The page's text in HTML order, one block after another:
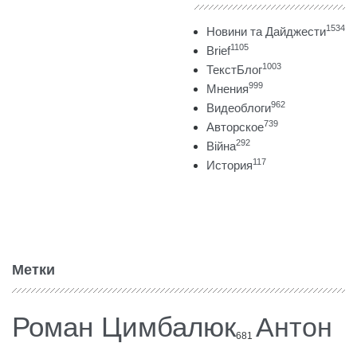
Новини та Дайджести1534
Brief1105
ТекстБлог1003
Мнения999
Видеоблоги962
Авторское739
Війна292
История117
Метки
Роман Цимбалюк681 Антон